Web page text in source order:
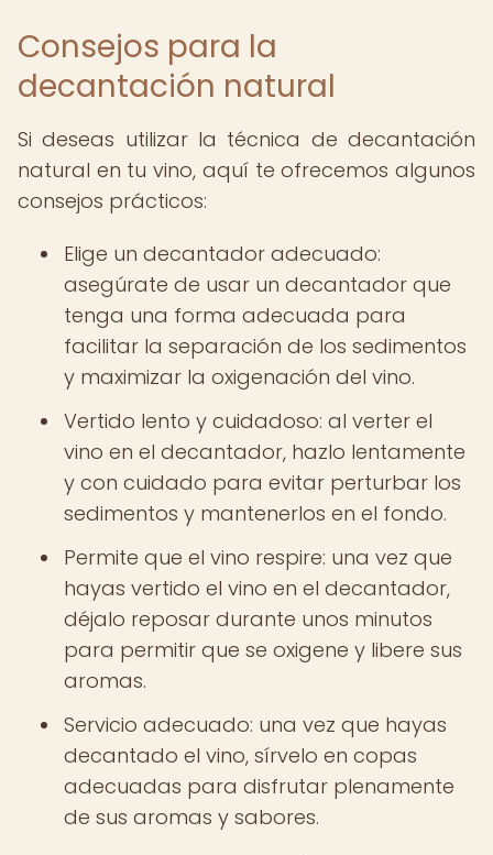
Consejos para la
decantación natural
Si deseas utilizar la técnica de decantación
natural en tu vino, aquí te ofrecemos algunos
consejos prácticos:
Elige un decantador adecuado:
asegúrate de usar un decantador que
tenga una forma adecuada para
facilitar la separación de los sedimentos
y maximizar la oxigenación del vino.
Vertido lento y cuidadoso: al verter el
vino en el decantador, hazlo lentamente
y con cuidado para evitar perturbar los
sedimentos y mantenerlos en el fondo.
Permite que el vino respire: una vez que
hayas vertido el vino en el decantador,
déjalo reposar durante unos minutos
para permitir que se oxigene y libere sus
aromas.
Servicio adecuado: una vez que hayas
decantado el vino, sírvelo en copas
adecuadas para disfrutar plenamente
de sus aromas y sabores.